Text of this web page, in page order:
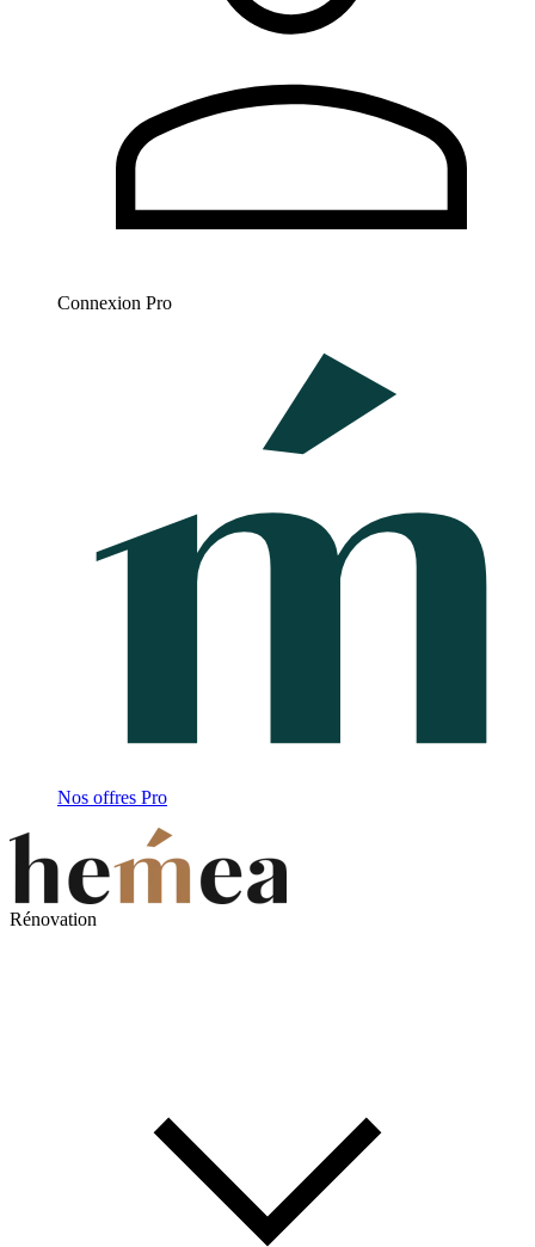
Connexion Pro
Nos offres Pro
Rénovation